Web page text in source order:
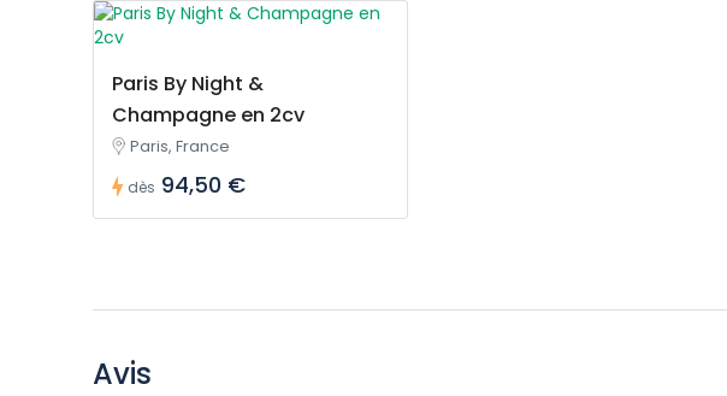
Paris By Night &
Champagne en 2cv
Paris, France
dès 94,50 €
Avis